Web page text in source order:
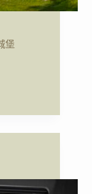
堡